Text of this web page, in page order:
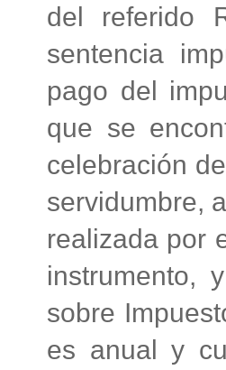
del referido
sentencia
pago del
que se
celebración
servidumbre,
realizada por
instrumento,
sobre
es anual y